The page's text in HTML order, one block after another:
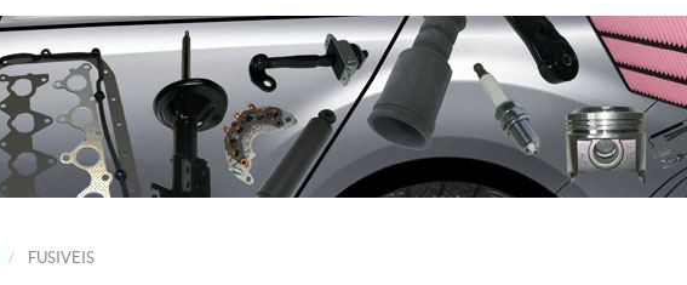
FUSIVEIS